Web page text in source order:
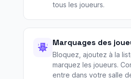
tous les joueurs.
Marquages des
Bloquez, ajoutez à la
marquez les joueurs.
entre dans votre salle